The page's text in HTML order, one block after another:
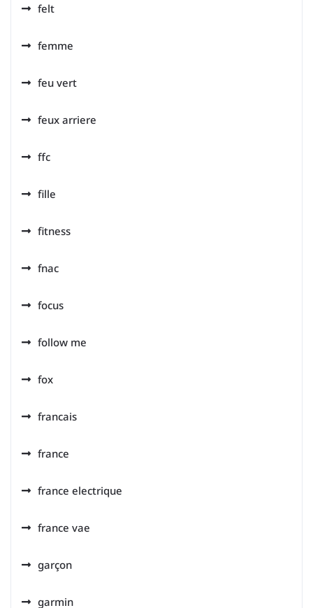
felt
femme
feu vert
feux arriere
ffc
fille
fitness
fnac
focus
follow me
fox
francais
france
france electrique
france vae
garçon
garmin